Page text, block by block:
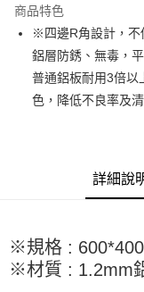
Apple Pay
街口支付
悠遊付
【關於「AFTEE先享後付
便利好安心！
１．簡單：不需註冊會員
２．便利：只要手機號碼
運送方式
商品特色
※四邊R角設計，不
鋁層防銹、無毒，
普通鋁板耐用3倍以
色，降低不良率及
詳細說
※規格 :
※材質 : 1.2mm